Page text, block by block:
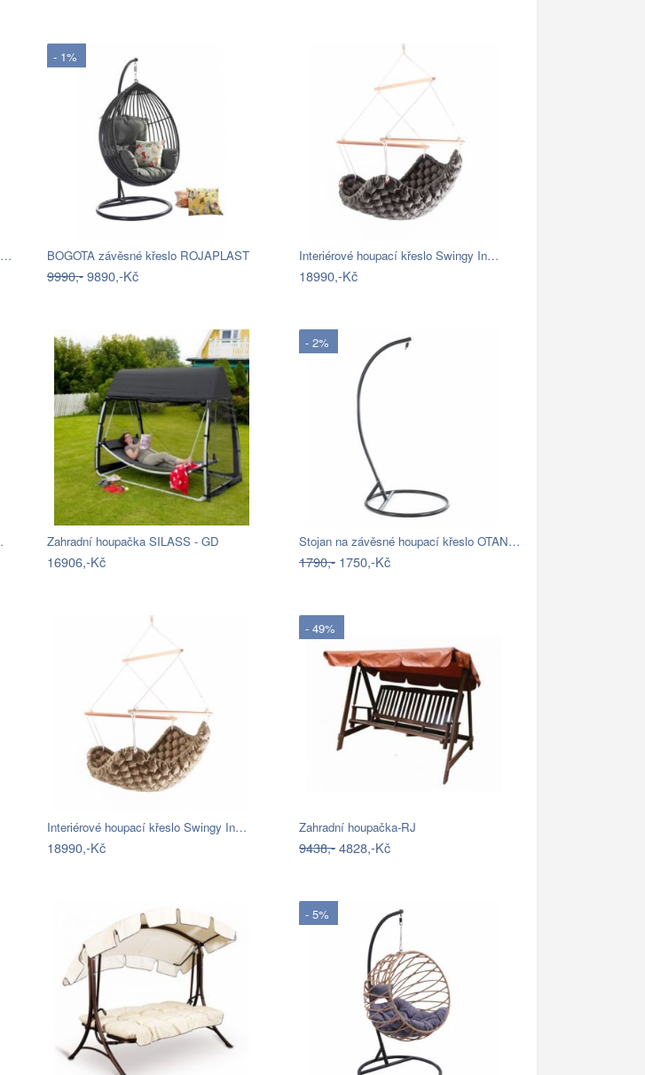
- 1%
BOGOTA závěsné křeslo ROJAPLAST
9990,-9890,-Kč
Interiérové houpací křeslo Swingy In…
18990,-Kč
Zahradní houpačka SILASS - GD
16906,-Kč
- 2%
Stojan na závěsné houpací křeslo OTAN…
1790,- 1750,-Kč
Interiérové houpací křeslo Swingy In…
18990,-Kč
- 49%
Zahradní houpačka-RJ
9438,-4828,-Kč
- 5%